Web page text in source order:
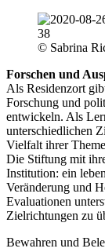
© Sabrina
Forschen und
Als Residenzort
Forschung und
entwickeln. Als
unterschiedlichen
Vielfalt ihrer
Die Stiftung mit
Institution: ein
Veränderung und
Evaluationen
Zielrichtungen zu
Bewahren und